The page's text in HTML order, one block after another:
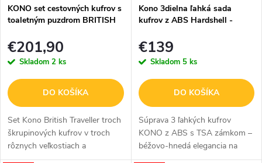
KONO set cestovných kufrov s
toaletným puzdrom BRITISH
15/40/68/97L
€201,90
Skladom 2 ks
DO KOŠÍKA
Set Kono British Traveller troch
škrupinových kufrov v troch
rôznych veľkostiach a
toaletného puzdra, ktoré do
Kono 3dielna ľahká sada
kufrov z ABS Hardshell -
€139
Skladom 5 ks
DO KOŠÍKA
Súprava 3 ľahkých kufrov
KONO z ABS s TSA zámkom –
béžovo-hnedá elegancia na
cesty 🧳🤎 Štýl, bezpečnosť a